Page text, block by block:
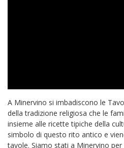
A Minervino si imbadiscono le
della tradizione religiosa che le
insieme alle ricette tipiche della
simbolo di questo rito antico e
tavole. Siamo stati a Minervino